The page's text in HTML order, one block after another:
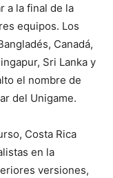
a la final de la
equipos. Los
Canadá,
Sri Lanka y
el nombre de
del Unigame.
Costa Rica
en la
versiones,